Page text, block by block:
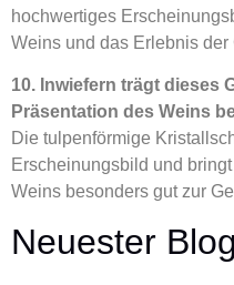
hochwertiges
Weins und das Erlebnis der
10. Inwiefern trägt dieses
Präsentation des Weins
Die tulpenförmige
Erscheinungsbild und
Weins besonders gut zur
Neuester Blog